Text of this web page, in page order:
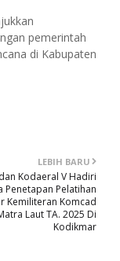
pemerintah
di Kabupaten
LEBIH BARU
Kodaeral V Hadiri
Penetapan Pelatihan
Kemiliteran Komcad
Laut TA. 2025 Di
Kodikmar